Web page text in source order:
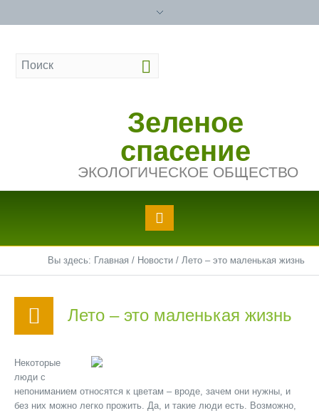
Зеленое
спасение
ЭКОЛОГИЧЕСКОЕ ОБЩЕСТВО
Вы здесь: Главная / Новости / Лето – это маленькая жизнь
Лето – это маленькая жизнь
Некоторые
люди с
непониманием относятся к цветам – вроде, зачем они нужны, и
без них можно легко прожить. Да, и такие люди есть. Возможно,